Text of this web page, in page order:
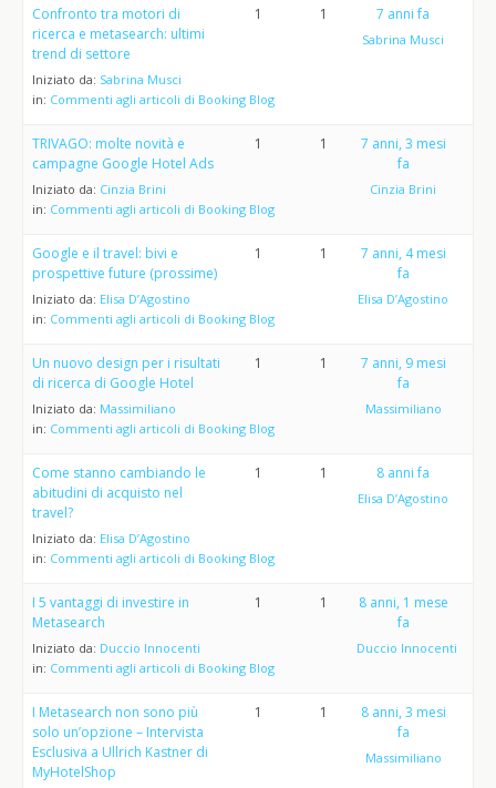
Confronto tra motori di
ricerca e metasearch: ultimi
trend di settore
Iniziato da: Sabrina Musci
in: Commenti agli articoli di Booking Blog
1 1 7 anni fa
Sabrina Musci
TRIVAGO: molte novità e
campagne Google Hotel Ads
Iniziato da: Cinzia Brini
in: Commenti agli articoli di Booking Blog
1 1
7 anni, 3 mesi
fa
Cinzia Brini
Google e il travel: bivi e
prospettive future (prossime)
Iniziato da: Elisa D’Agostino
in: Commenti agli articoli di Booking Blog
1 1
7 anni, 4 mesi
fa
Elisa D’Agostino
Un nuovo design per i risultati
di ricerca di Google Hotel
Iniziato da: Massimiliano
in: Commenti agli articoli di Booking Blog
1 1
7 anni, 9 mesi
fa
Massimiliano
Come stanno cambiando le
abitudini di acquisto nel
travel?
Iniziato da: Elisa D’Agostino
in: Commenti agli articoli di Booking Blog
1 1 8 anni fa
Elisa D’Agostino
I 5 vantaggi di investire in
Metasearch
Iniziato da: Duccio Innocenti
in: Commenti agli articoli di Booking Blog
1 1
8 anni, 1 mese
fa
Duccio Innocenti
I Metasearch non sono più
solo un’opzione – Intervista
Esclusiva a Ullrich Kastner di
MyHotelShop
1 1
8 anni, 3 mesi
fa
Massimiliano